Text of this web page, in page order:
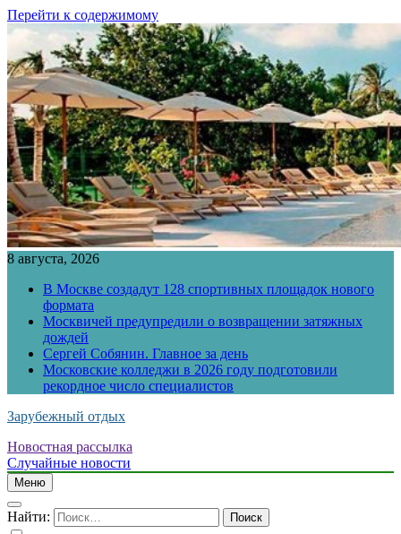
Перейти к содержимому
8 августа, 2026
В Москве создадут 128 спортивных площадок нового
формата
Москвичей предупредили о возвращении затяжных
дождей
Сергей Собянин. Главное за день
Московские колледжи в 2026 году подготовили
рекордное число специалистов
Зарубежный отдых
Новостная рассылка
Случайные новости
Меню
Найти: